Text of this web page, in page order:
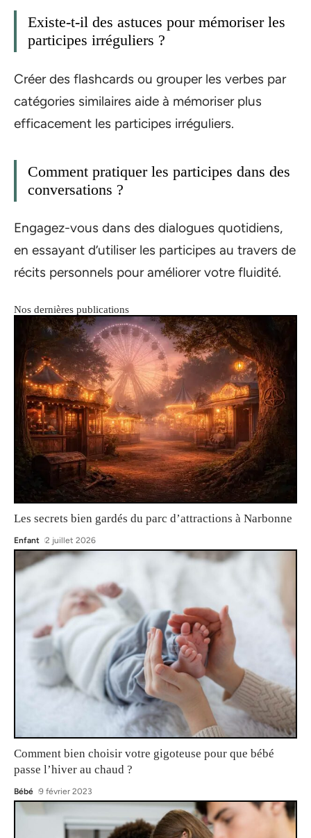
Existe-t-il des astuces pour mémoriser les
participes irréguliers ?
Créer des flashcards ou grouper les verbes par
catégories similaires aide à mémoriser plus
efficacement les participes irréguliers.
Comment pratiquer les participes dans des
conversations ?
Engagez-vous dans des dialogues quotidiens,
en essayant d’utiliser les participes au travers de
récits personnels pour améliorer votre fluidité.
Nos dernières publications
Les secrets bien gardés du parc d’attractions à Narbonne
Enfant 2 juillet 2026
Comment bien choisir votre gigoteuse pour que bébé
passe l’hiver au chaud ?
Bébé 9 février 2023